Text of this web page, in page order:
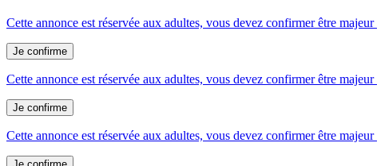
Cette annonce est réservée aux adultes, vous devez confirmer être
Cette annonce est réservée aux adultes, vous devez confirmer être
Cette annonce est réservée aux adultes, vous devez confirmer être